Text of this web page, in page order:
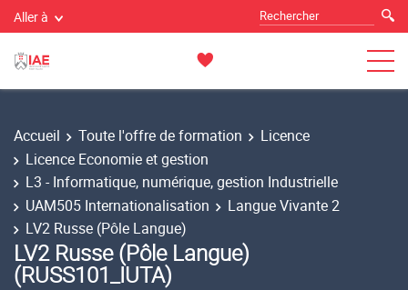
Aller à
Accueil Toute l'offre de formation
Licence
Licence Economie et gestion
L3 - Informatique, numérique, gestion Industrielle
UAM505 Internationalisation
Langue Vivante 2
LV2 Russe (Pôle Langue)
LV2 Russe (Pôle Langue)
(RUSS101_IUTA)